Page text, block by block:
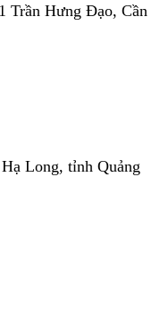
Trần Hưng Đạo, Cần
Long, tỉnh Quảng